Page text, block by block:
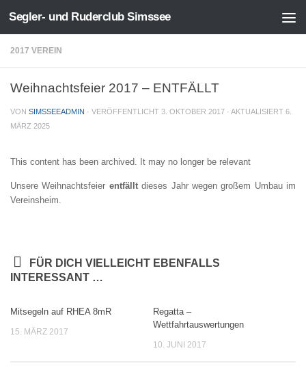
Zum Inhalt springen
Segler- und Ruderclub Simssee
2017 VEREIN
Weihnachtsfeier 2017 – ENTFÄLLT
VON SIMSSEEADMIN · VERÖFFENTLICHT 3. OKTOBER 2017 · AKTUALISIERT 6.
MÄRZ 2025
This content has been archived. It may no longer be relevant
Unsere Weihnachtsfeier entfälltdieses Jahr wegen großem Umbau im
Vereinsheim.
FÜR DICH VIELLEICHT EBENFALLS
INTERESSANT …
Mitsegeln auf RHEA 8mR
15. MÄRZ 2017
Regatta –
Wettfahrtauswertungen
10. JUNI 2017